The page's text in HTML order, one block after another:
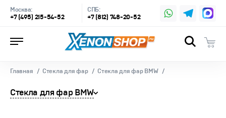
Москва:
+7 (495) 215-54-52
СПБ:
+7 (812) 748-20-52
Главная Стекла для фар Стекла для фар BMW
Стекла для фар BMW